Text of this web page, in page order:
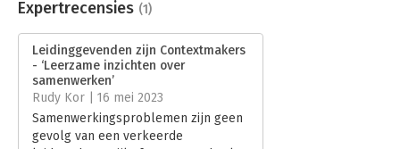
Uitgever:
Reality Bites Publishing
Verschijningsdatum:
16-2-2023
Hoofdrubriek:
Expertrecensies (1)
Leidinggevenden zijn Contextmakers
- ‘Leerzame inzichten over
samenwerken’
Rudy Kor | 16 mei 2023
Samenwerkingsproblemen zijn geen
gevolg van een verkeerde